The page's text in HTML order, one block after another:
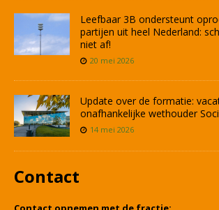
Leefbaar 3B ondersteunt
partijen uit heel Nederland:
niet af!
20 mei 2026
Update over de formatie:
onafhankelijke wethouder
14 mei 2026
Contact